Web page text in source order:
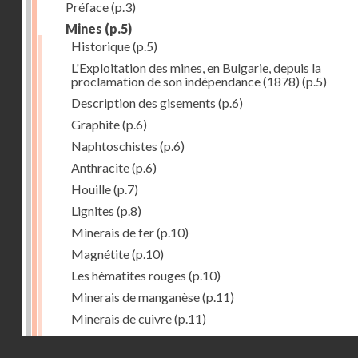
Préface(p.3)
Mines (p.5)
Historique(p.5)
L'Exploitation des mines, en Bulgarie, depuis la
proclamation de son indépendance (1878) (p.5)
Description des gisements (p.6)
Graphite(p.6)
Naphtoschistes (p.6)
Anthracite(p.6)
Houille(p.7)
Lignites (p.8)
Minerais de fer(p.10)
Magnétite(p.10)
Les hématites rouges (p.10)
Minerais de manganèse(p.11)
Minerais de cuivre(p.11)
Minerais de plomb(p.12)